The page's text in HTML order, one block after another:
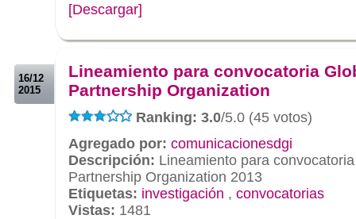
[Descargar]
16/12
2015
Lineamiento para convocatoria
Partnership Organization
Ranking: 3.0/5.0 (45 votos)
Agregado por: comunicacionesdgi
Descripción: Lineamiento para
Partnership Organization 2013
Etiquetas: investigación , convocatorias
Vistas: 1481